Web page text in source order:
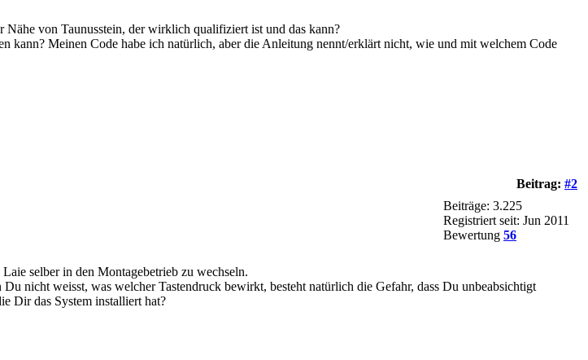
von Taunusstein, der wirklich qualifiziert ist und das kann?
kann? Meinen Code habe ich natürlich, aber die Anleitung nennt/erklärt nicht, wie und mit welchem Code
Beitrag: #2
Beiträge: 3.225
Registriert seit: Jun 2011
Bewertung 56
selber in den Montagebetrieb zu wechseln.
nicht weisst, was welcher Tastendruck bewirkt, besteht natürlich die Gefahr, dass Du unbeabsichtigt
Dir das System installiert hat?